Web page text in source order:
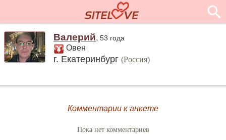
Валерий, 53 года
Овен
г. Екатеринбург (Россия)
Комментарии к анкете
Пока нет комментариев